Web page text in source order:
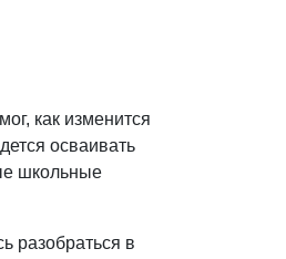
как изменится
осваивать
школьные
разобраться в